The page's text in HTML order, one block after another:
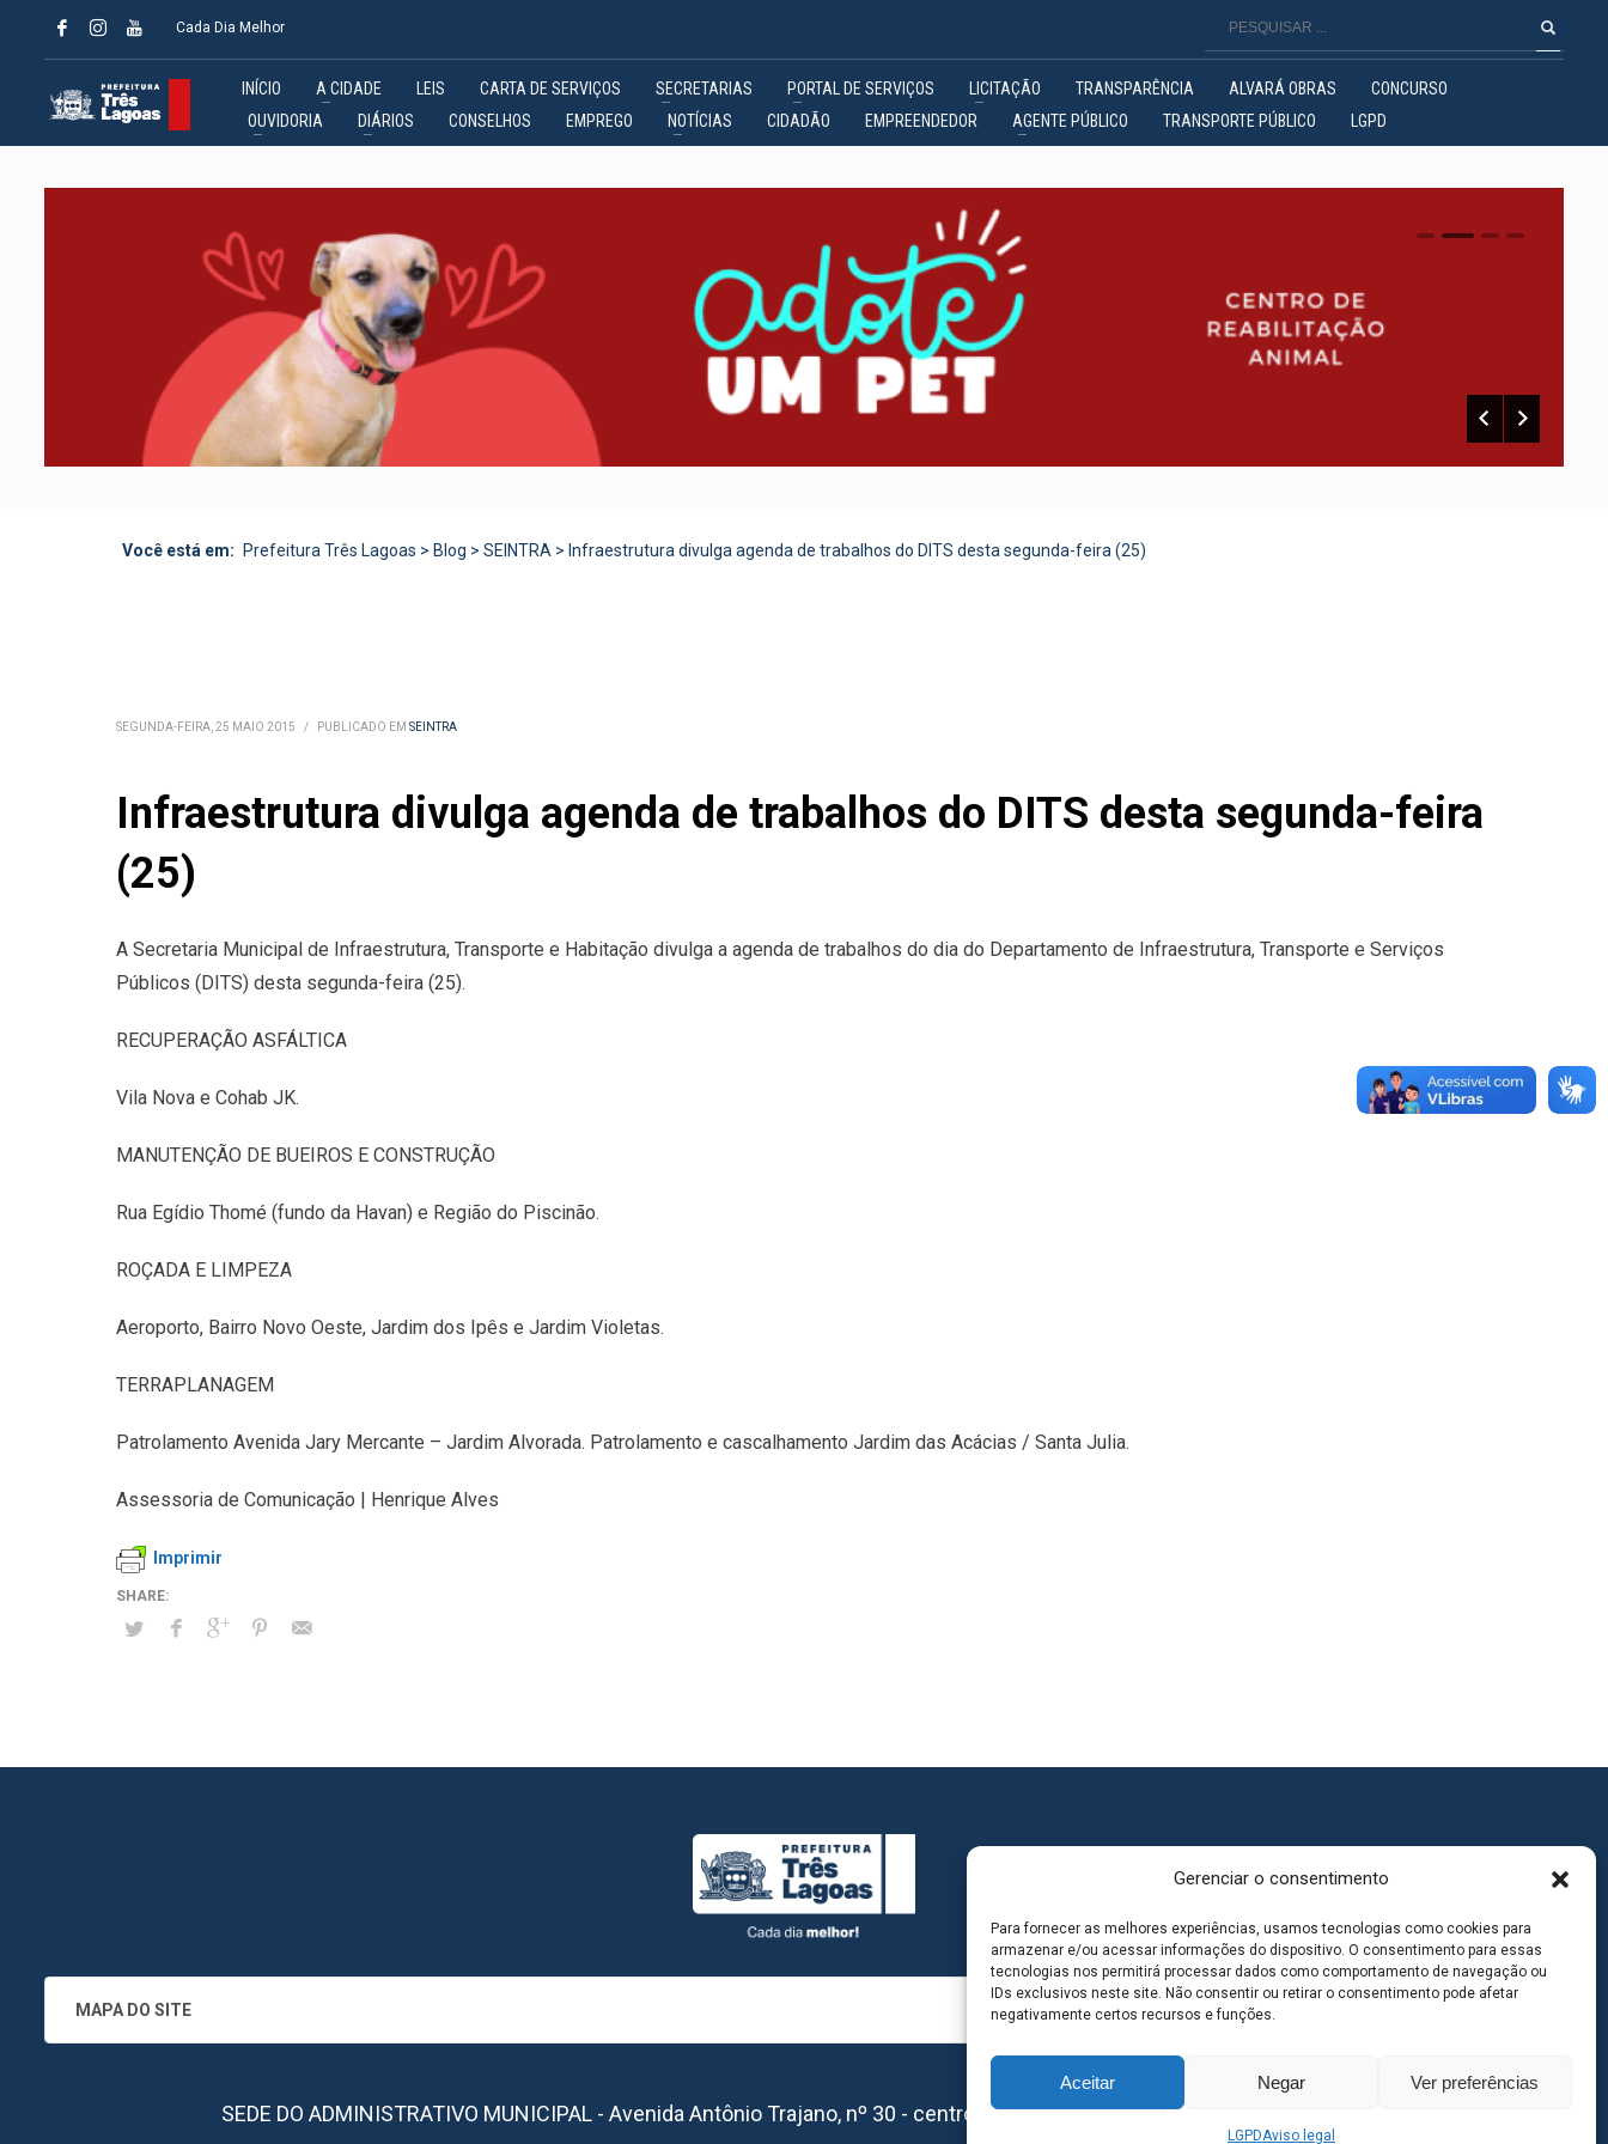
Gerenciar o consentimento
Para fornecer as melhores experiências, usamos tecnologias como cookies para
armazenar e/ou acessar informações do dispositivo. O consentimento para essas
tecnologias nos permitirá processar dados como comportamento de navegação ou
IDs exclusivos neste site. Não consentir ou retirar o consentimento pode afetar
negativamente certos recursos e funções.
Aceitar Negar Ver preferências
LGPDAviso legal
Cada Dia Melhor
INÍCIO A CIDADE LEIS CARTA DE SERVIÇOS SECRETARIAS PORTAL DE SERVIÇOS LICITAÇÃO TRANSPARÊNCIA ALVARÁ OBRAS
CONCURSO
OUVIDORIA
DIÁRIOS CONSELHOS EMPREGO NOTÍCIAS CIDADÃO EMPREENDEDOR AGENTE PÚBLICO TRANSPORTE PÚBLICO LGPD
0 1 2
Você está em: Prefeitura Três Lagoas > Blog > SEINTRA > Infraestrutura divulga agenda de trabalhos do DITS desta segunda-feira (25)
SEGUNDA-FEIRA, 25 MAIO 2015 / PUBLICADO EM SEINTRA
Infraestrutura divulga agenda de trabalhos do DITS desta segunda-feira
(25)
A Secretaria Municipal de Infraestrutura, Transporte e Habitação divulga a agenda de trabalhos do dia do Departamento de Infraestrutura, Transporte e Serviços
Públicos (DITS) desta segunda-feira (25).
RECUPERAÇÃO ASFÁLTICA
Vila Nova e Cohab JK.
MANUTENÇÃO DE BUEIROS E CONSTRUÇÃO
Rua Egídio Thomé (fundo da Havan) e Região do Piscinão.
ROÇADA E LIMPEZA
Aeroporto, Bairro Novo Oeste, Jardim dos Ipês e Jardim Violetas.
TERRAPLANAGEM
Patrolamento Avenida Jary Mercante – Jardim Alvorada. Patrolamento e cascalhamento Jardim das Acácias / Santa Julia.
Assessoria de Comunicação | Henrique Alves
Imprimir
MAPA DO SITE
SEDE DO ADMINISTRATIVO MUNICIPAL - Avenida Antônio Trajano, nº 30 - centro - Três Lagoas MS | Contato: 67 98139-3237